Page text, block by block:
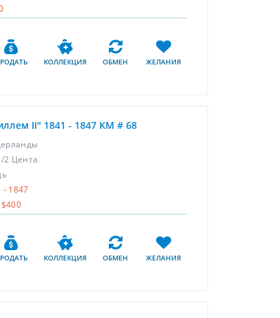
КОЛЛЕКЦИЯ ОБМЕН ЖЕЛАНИЯ
II" 1841 - 1847 KM # 68
2 Цента
- 1847
КОЛЛЕКЦИЯ ОБМЕН ЖЕЛАНИЯ